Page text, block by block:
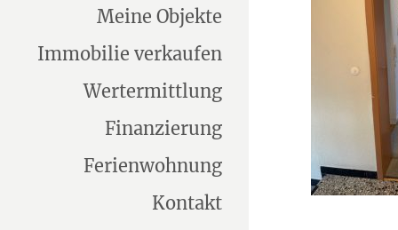
Meine Objekte
Immobilie verkaufen
Wertermittlung
Finanzierung
Ferienwohnung
Kontakt